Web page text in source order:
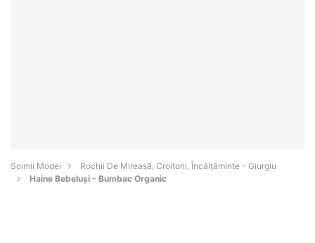
Șoimii Modei
Rochii De Mireasă, Croitorii, Încălțăminte - Giurgiu
Haine Bebeluși - Bumbac Organic